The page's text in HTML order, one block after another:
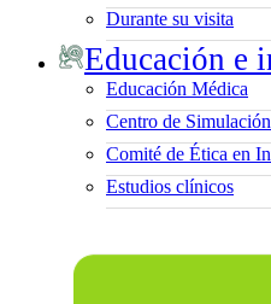
Durante su visita
Educación e
Educación Médica
Centro de
Comité de Ética en
Estudios clínicos